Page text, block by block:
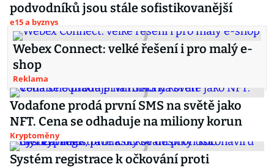
podvodníků jsou stále sofistikovanější
e15 a byznys
Webex Connect: velké řešení i pro malý e-
shop
Reklama
Vodafone prodá první SMS na světě jako
NFT. Cena se odhaduje na miliony korun
Kryptoměny
Systém registrace k očkování proti